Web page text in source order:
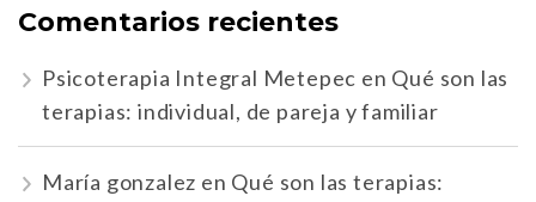
Comentarios recientes
Psicoterapia Integral Metepec en Qué son las
terapias: individual, de pareja y familiar
María gonzalez en Qué son las terapias: